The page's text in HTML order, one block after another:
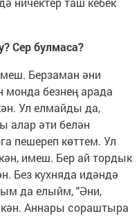
Сер булмаса?
Берзаман әни
монда безнең арада
Ул елмайды да,
алар әти белән
пешереп көттем. Ул
имеш. Бер ай тордык
Без кухняда идәндә
да елыйм, "Әни,
Аннары сораштыра